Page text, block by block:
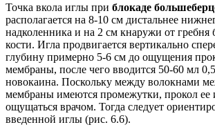
Точка вкола иглы при блокаде
располагается на 8-10 см дистальнее
надколенника и на 2 см кнаружи от гребня
кости. Игла продвигается вертикально
глубину примерно 5-6 см до ощущения
мембраны, после чего вводится 50-60 мл
новокаина. Поскольку между волокнами
мембраны имеются промежутки, прокол ее
ощущаться врачом. Тогда следует
введенной иглы (рис. 6.6).